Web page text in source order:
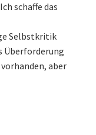
schaffe das
Selbstkritik
Überforderung
aber